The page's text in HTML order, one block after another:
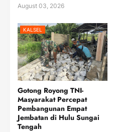
August 03, 2026
KALSEL
Gotong Royong TNI-
Masyarakat Percepat
Pembangunan Empat
Jembatan di Hulu Sungai
Tengah